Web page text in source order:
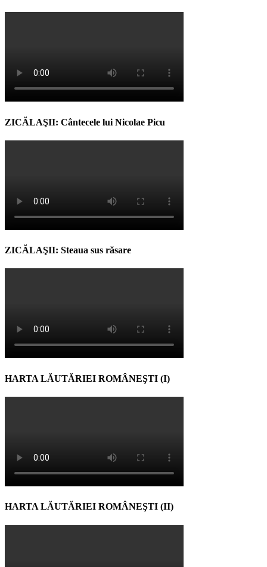
ZICĂLAŞII: Cântecele lui Nicolae Picu
ZICĂLAŞII: Steaua sus răsare
HARTA LĂUTĂRIEI ROMÂNEŞTI (I)
HARTA LĂUTĂRIEI ROMÂNEŞTI (II)